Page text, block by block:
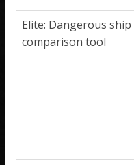
Elite: Dangerous ship
comparison tool